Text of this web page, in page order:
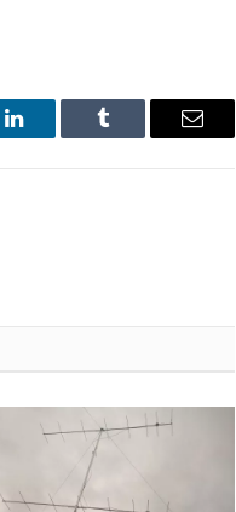
LinkedIn Tumblr Email